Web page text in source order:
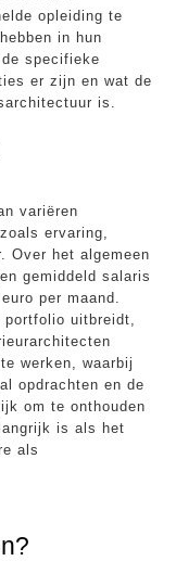
opleiding te
in hun
specifieke
er zijn en wat de
is.
variëren
ervaring,
Over het algemeen
gemiddeld salaris
per maand.
uitbreidt,
werken, waarbij
opdrachten en de
om te onthouden
is als het
als